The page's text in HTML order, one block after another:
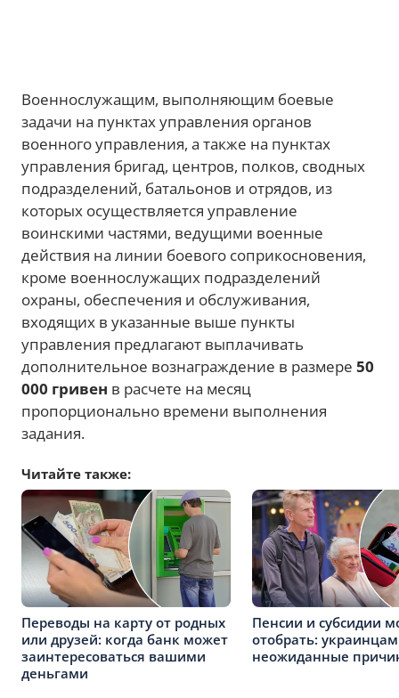
Военнослужащим, выполняющим боевые
задачи на пунктах управления органов
военного управления, а также на пунктах
управления бригад, центров, полков, сводных
подразделений, батальонов и отрядов, из
которых осуществляется управление
воинскими частями, ведущими военные
действия на линии боевого соприкосновения,
кроме военнослужащих подразделений
охраны, обеспечения и обслуживания,
входящих в указанные выше пункты
управления предлагают выплачивать
дополнительное вознаграждение в размере 50
000 гривен в расчете на месяц
пропорционально времени выполнения
задания.
Читайте также:
Переводы на карту от родных
или друзей: когда банк может
заинтересоваться вашими
деньгами
Пенсии и субсидии
отобрать:
неожиданные